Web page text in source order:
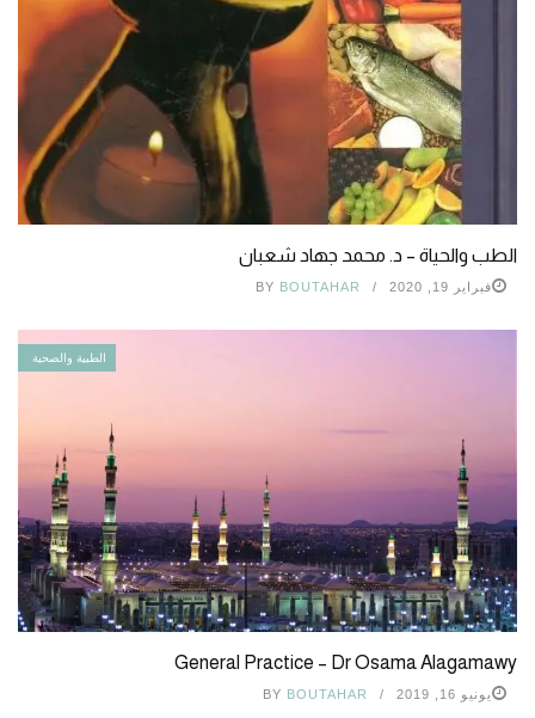
الطب والحياة – د. محمد جهاد شعبان
فبراير 19, 2020 BY BOUTAHAR
الطبية والصحية
General Practice – Dr Osama Alagamawy
يونيو 16, 2019 BY BOUTAHAR